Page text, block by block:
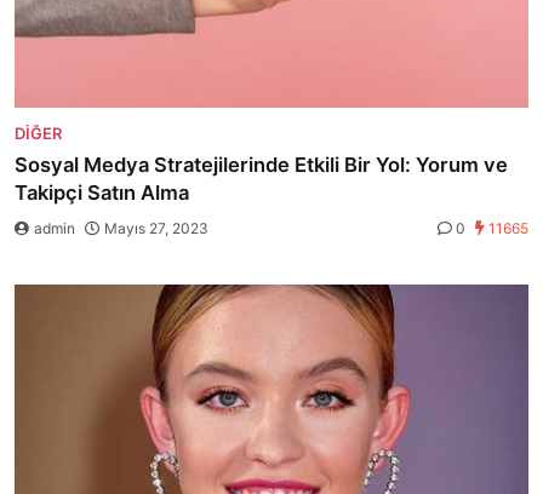
DIĞER
Sosyal Medya Stratejilerinde Etkili Bir Yol: Yorum ve
Takipçi Satın Alma
admin Mayıs 27, 2023 0 11665